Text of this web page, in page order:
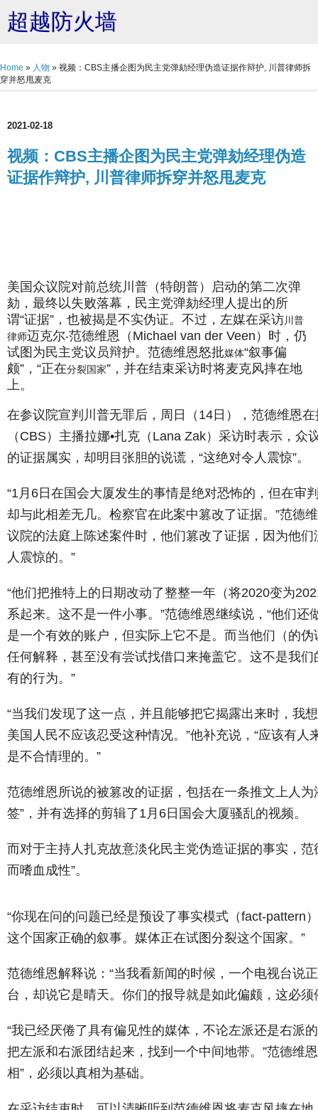
超越防火墙
Home » 人物 » 视频：CBS主播企图为民主党弹劾经理伪造证据作辩护, 川普律师拆
穿并怒甩麦克
2021-02-18
视频：CBS主播企图为民主党弹劾经理伪造
证据作辩护, 川普律师拆穿并怒甩麦克
美国众议院对前总统川普（特朗普）启动的第二次弹
劾，最终以失败落幕，民主党弹劾经理人提出的所
谓“证据”，也被揭是不实伪证。不过，左媒在采访川普
律师迈克尔‧范德维恩 （Michael van der Veen）时，仍
试图为民主党议员辩护。 范德维恩怒批媒体“叙事偏
颇”，“正在分裂国家”，并在结束采访时将麦克风摔在地
上。
在参议院宣判川普无罪后，周日（14日）， 范德维恩在
（CBS）主播拉娜•扎克（Lana Zak）采访时表示，众
的证据属实，却明目张胆的说谎，“这绝对令人震惊”。
“1月6日在国会大厦发生的事情是绝对恐怖的，但在审
却与此相差无几。检察官在此案中篡改了证据。”范德
议院的法庭上陈述案件时，他们篡改了证据，因为他
人震惊的。”
“他们把推特上的日期改动了整整一年（将2020变为
系起来。这不是一件小事。”范德维恩继续说，“他们还
是一个有效的账户，但实际上它不是。而当他们（的
任何解释，甚至没有尝试找借口来掩盖它。这不是我
有的行为。”
“当我们发现了这一点，并且能够把它揭露出来时，我
美国人民不应该忍受这种情况。”他补充说，“应该有人
是不合情理的。”
范德维恩 所说的被篡改的证据，包括在一条推文上人
签”，并有选择的剪辑了1月6日国会大厦骚乱的视频。
而对于主持人扎克故意淡化民主党伪造证据的事实， 范
而嗜血成性”。
“你现在问的问题已经是预设了事实模式（fact-pattern
这个国家正确的叙事。媒体正在试图分裂这个国家。”
范德维恩解释说：“当我看新闻的时候，一个电视台说
台，却说它是晴天。你们的报导就是如此偏颇，这必须
“我已经厌倦了具有偏见性的媒体，不论左派还是右派
把左派和右派团结起来，找到一个中间地带。”范德维恩
相”，必须以真相为基础。